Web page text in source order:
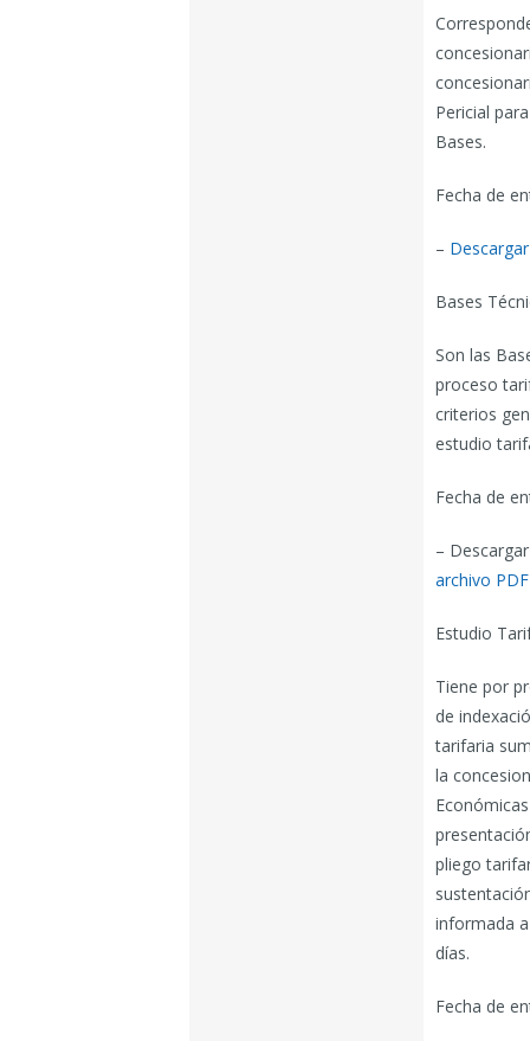
Pericial
Bases.
Fecha de
–
Bases
Son las
proceso
criterios
estudio
Fecha de
–
archivo PDF
Estudio
Tiene por
de
tarifaria
la
pliego
informada
días.
Fecha de